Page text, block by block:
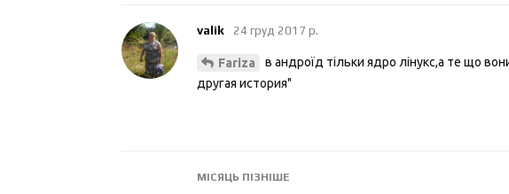
valik 24 груд 2017 р.
Fariza
в андроїд тільки ядро лінукс,а те що
другая история"
МІСЯЦЬ ПІЗНІШЕ